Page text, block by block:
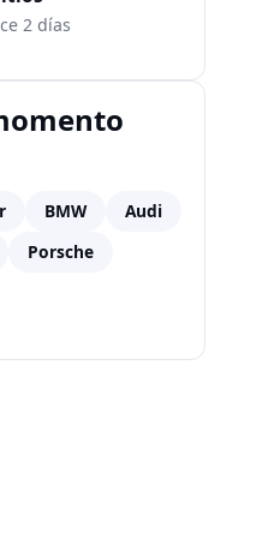
2 días
BMW
Audi
Porsche